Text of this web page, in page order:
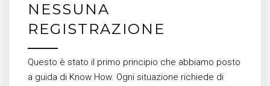
NESSUNA
REGISTRAZIONE
Questo è stato il primo principio che abbiamo posto
a guida di Know How. Ogni situazione richiede di